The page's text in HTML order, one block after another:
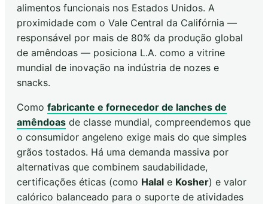
alimentos funcionais nos Estados Unidos. A
proximidade com o Vale Central da Califórnia —
responsável por mais de 80% da produção global
de amêndoas — posiciona L.A. como a vitrine
mundial de inovação na indústria de nozes e
snacks.
Como fabricante e fornecedor de lanches de
amêndoas de classe mundial, compreendemos que
o consumidor angeleno exige mais do que simples
grãos tostados. Há uma demanda massiva por
alternativas que combinem saudabilidade,
certificações éticas (como Halal e Kosher) e valor
calórico balanceado para o suporte de atividades